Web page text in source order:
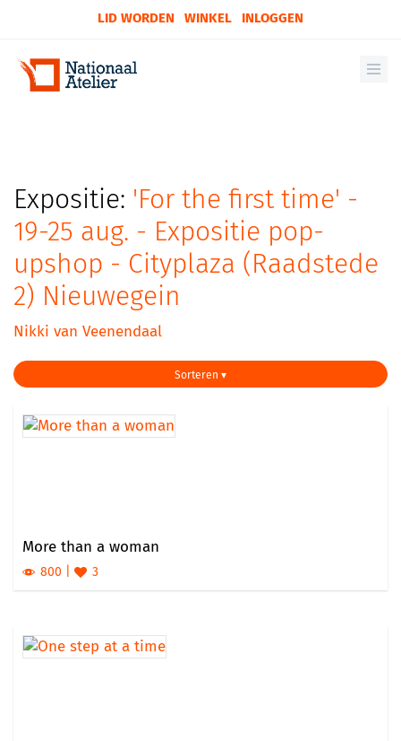
LID WORDEN WINKEL INLOGGEN
Expositie: 'For the first time' -
19-25 aug. - Expositie pop-
upshop - Cityplaza (Raadstede
2) Nieuwegein
Nikki van Veenendaal
Sorteren ▾
More than a woman
800 3